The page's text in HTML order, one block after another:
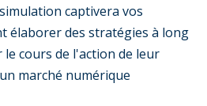
captivera vos
élaborer des stratégies à long
cours de l'action de leur
marché numérique